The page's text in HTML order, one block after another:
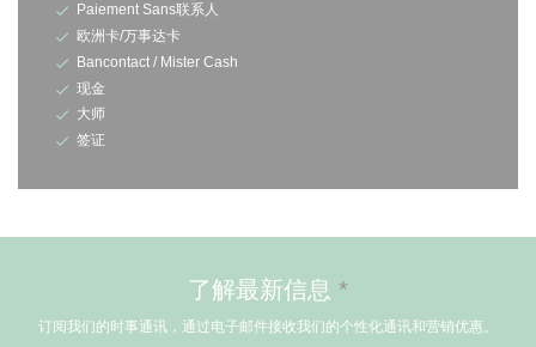
Paiement Sans联系人
欧洲卡/万事达卡
Bancontact / Mister Cash
现金
大师
签证
了解最新信息 *
订阅我们的时事通讯，通过电子邮件接收我们的个性化通讯和营销优惠。